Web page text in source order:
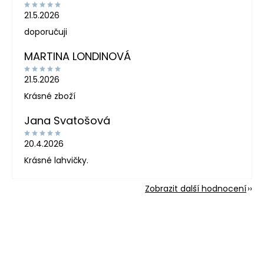
21.5.2026
doporučuji
MARTINA LONDINOVÁ
21.5.2026
Krásné zboží
Jana Svatošová
20.4.2026
Krásné lahvičky.
Zobrazit další hodnocení